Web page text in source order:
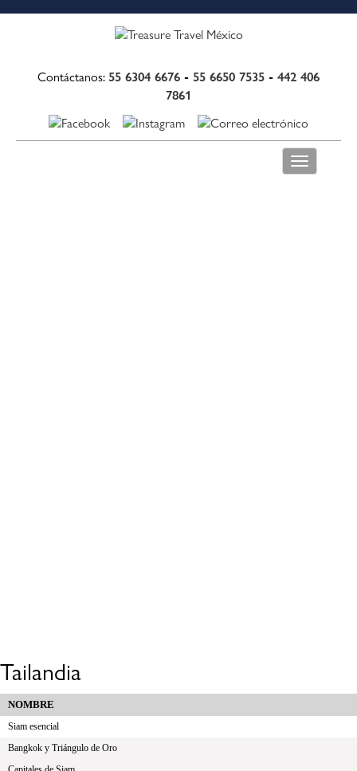
Contáctanos: 55 6304 6676 - 55 6650 7535 - 442 406
7861
Toggle
navigation
Tailandia
NOMBRE
Siam esencial
Bangkok y Triángulo de Oro